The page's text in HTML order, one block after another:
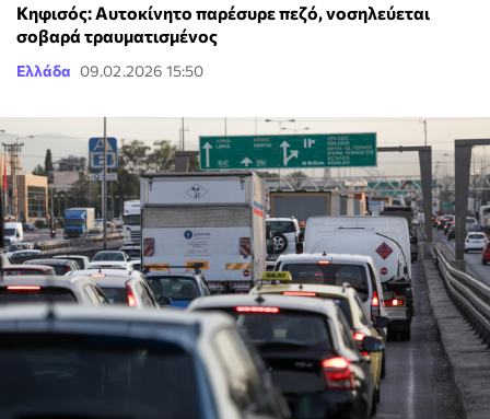
Κηφισός: Αυτοκίνητο παρέσυρε πεζό, νοσηλεύεται
σοβαρά τραυματισμένος
Ελλάδα 09.02.2026 15:50